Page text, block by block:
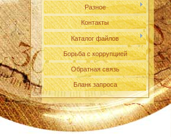
Разное
Контакты
Каталог файлов
Борьба с коррупцией
Обратная связь
Бланк запроса